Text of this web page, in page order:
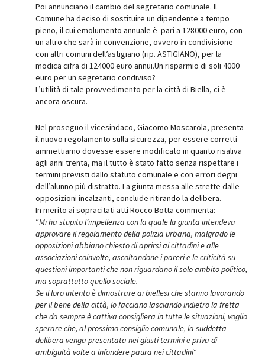
Poi annunciano il cambio del segretario comunale. Il
Comune ha deciso di sostituire un dipendente a tempo
pieno, il cui emolumento annuale è pari a 128000 euro, con
un altro che sarà in convenzione, ovvero in condivisione
con altri comuni dell’astigiano (rip. ASTIGIANO), per la
modica cifra di 124000 euro annui.Un risparmio di soli 4000
euro per un segretario condiviso?
L’utilità di tale provvedimento per la città di Biella, ci è
ancora oscura.
Nel proseguo il vicesindaco, Giacomo Moscarola, presenta
il nuovo regolamento sulla sicurezza, per essere corretti
ammettiamo dovesse essere modificato in quanto risaliva
agli anni trenta, ma il tutto è stato fatto senza rispettare i
termini previsti dallo statuto comunale e con errori degni
dell’alunno più distratto. La giunta messa alle strette dalle
opposizioni incalzanti, conclude ritirando la delibera.
In merito ai sopracitati atti Rocco Botta commenta:
“Mi ha stupito l’impellenza con la quale la giunta intendeva
approvare il regolamento della polizia urbana, malgrado le
opposizioni abbiano chiesto di aprirsi ai cittadini e alle
associazioni coinvolte, ascoltandone i pareri e le criticità su
questioni importanti che non riguardano il solo ambito politico,
ma soprattutto quello sociale.
Se il loro intento è dimostrare ai biellesi che stanno lavorando
per il bene della città, lo facciano lasciando indietro la fretta
che da sempre è cattiva consigliera in tutte le situazioni, voglio
sperare che, al prossimo consiglio comunale, la suddetta
delibera venga presentata nei giusti termini e priva di
ambiguità volte a infondere paura nei cittadini“